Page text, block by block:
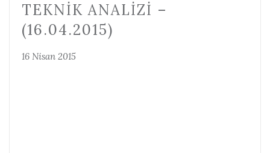
TEKNIK ANALIZI –
(16.04.2015)
16 Nisan 2015